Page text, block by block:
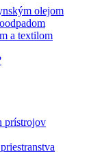
olejom
a textilom
prístrojov